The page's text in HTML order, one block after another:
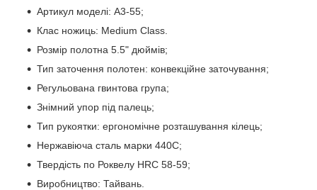
Артикул моделі: A3-55;
Клас ножиць: Medium Class.
Розмір полотна 5.5" дюймів;
Тип заточення полотен: конвекційне заточування;
Регульована гвинтова група;
Знімний упор під палець;
Тип рукоятки: ергономічне розташування кілець;
Нержавіюча сталь марки 440С;
Твердість по Роквелу HRC 58-59;
Виробництво: Тайвань.